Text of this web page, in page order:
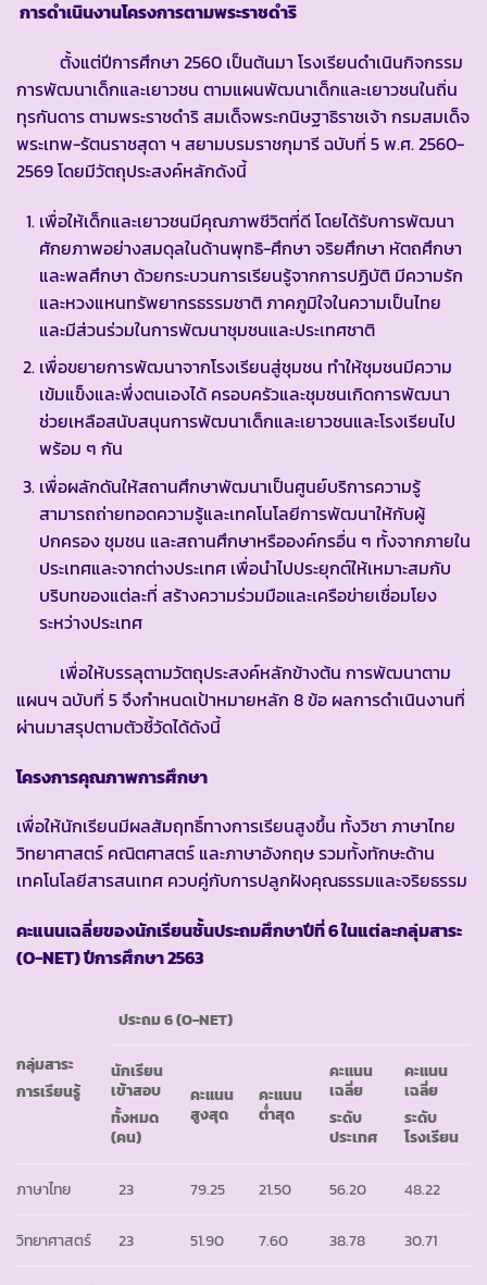
การดำเนินงานโครงการตามพระราชดำริ
ตั้งแต่ปีการศึกษา 2560 เป็นต้นมา โรงเรียนดำเนินกิจกรรม
การพัฒนาเด็กและเยาวชน ตามแผนพัฒนาเด็กและเยาวชนในถิ่น
ทุรกันดาร ตามพระราชดำริ สมเด็จพระกนิษฐาธิราชเจ้า กรมสมเด็จ
พระเทพ-รัตนราชสุดา ฯ สยามบรมราชกุมารี ฉบับที่ 5 พ.ศ. 2560-
2569 โดยมีวัตถุประสงค์หลักดังนี้
เพื่อให้เด็กและเยาวชนมีคุณภาพชีวิตที่ดี โดยได้รับการพัฒนา
ศักยภาพอย่างสมดุลในด้านพุทธิ-ศึกษา จริยศึกษา หัตถศึกษา
และพลศึกษา ด้วยกระบวนการเรียนรู้จากการปฏิบัติ มีความรัก
และหวงแหนทรัพยากรธรรมชาติ ภาคภูมิใจในความเป็นไทย
และมีส่วนร่วมในการพัฒนาชุมชนและประเทศชาติ
เพื่อขยายการพัฒนาจากโรงเรียนสู่ชุมชน ทำให้ชุมชนมีความ
เข้มแข็งและพึ่งตนเองได้ ครอบครัวและชุมชนเกิดการพัฒนา
ช่วยเหลือสนับสนุนการพัฒนาเด็กและเยาวชนและโรงเรียนไป
พร้อม ๆ กัน
เพื่อผลักดันให้สถานศึกษาพัฒนาเป็นศูนย์บริการความรู้
สามารถถ่ายทอดความรู้และเทคโนโลยีการพัฒนาให้กับผู้
ปกครอง ชุมชน และสถานศึกษาหรือองค์กรอื่น ๆ ทั้งจากภายใน
ประเทศและจากต่างประเทศ เพื่อนำไปประยุกต์ให้เหมาะสมกับ
บริบทของแต่ละที่ สร้างความร่วมมือและเครือข่ายเชื่อมโยง
ระหว่างประเทศ
เพื่อให้บรรลุตามวัตถุประสงค์หลักข้างต้น การพัฒนาตาม
แผนฯ ฉบับที่ 5 จึงกำหนดเป้าหมายหลัก 8 ข้อ ผลการดำเนินงานที่
ผ่านมาสรุปตามตัวชี้วัดได้ดังนี้
โครงการคุณภาพการศึกษา
เพื่อให้นักเรียนมีผลสัมฤทธิ์ทางการเรียนสูงขึ้น ทั้งวิชา ภาษาไทย
วิทยาศาสตร์ คณิตศาสตร์ และภาษาอังกฤษ รวมทั้งทักษะด้าน
เทคโนโลยีสารสนเทศ ควบคู่กับการปลูกฝังคุณธรรมและจริยธรรม
คะแนนเฉลี่ยของนักเรียนชั้นประถมศึกษาปีที่ 6ในแต่ละกลุ่มสาระ
(O-NET)ปีการศึกษา 2563
กลุ่มสาระ
การเรียนรู้
ประถม6 (O-NET)
นักเรียน
เข้าสอบ
ทั้งหมด
(คน)
คะแนน
สูงสุด
คะแนน
ต่ำสุด
คะแนน
เฉลี่ย
ระดับ
ประเทศ
คะแนน
เฉลี่ย
ระดับ
โรงเรียน
ภาษาไทย 23 79.25 21.50 56.20 48.22
วิทยาศาสตร์ 23 51.90 7.60 38.78 30.71